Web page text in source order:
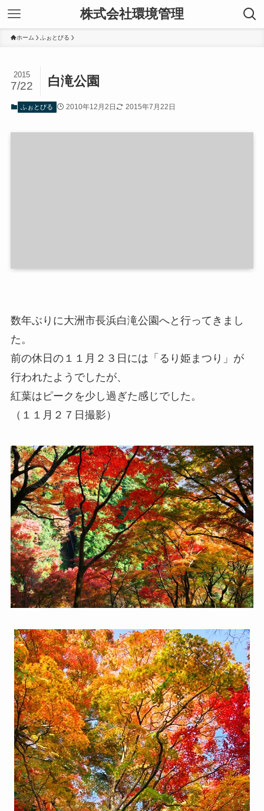
株式会社環境管理
ホーム ふぉとびる
白滝公園
2015
7/22
ふぉとびる 2010年12月2日 2015年7月22日
数年ぶりに大洲市長浜白滝公園へと行ってきまし
た。
前の休日の１１月２３日には「るり姫まつり」が
行われたようでしたが、
紅葉はピークを少し過ぎた感じでした。
（１１月２７日撮影）